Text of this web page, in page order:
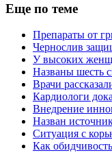
Еще по теме
Препараты от
Чернослив
У высоких
Названы шесть
Врачи
Кардиологи
Внедрение
Назван
Ситуация с
Как